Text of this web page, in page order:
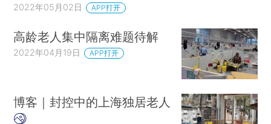
2022年05月02日 APP打开
高龄老人集中隔离难题待解
2022年04月19日 APP打开
博客｜封控中的上海独居老人